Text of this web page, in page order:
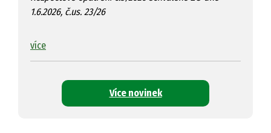
1.6.2026, č.us. 23/26
více
Více novinek